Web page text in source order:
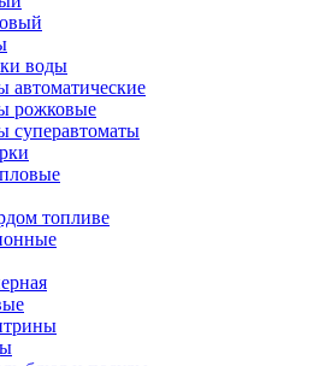
воды
рожковые
суперавтоматы
топливе